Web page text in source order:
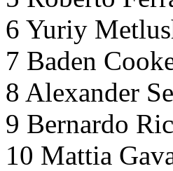
6 Yuriy
7 Baden
8 Alexander
9 Bernardo
10 Mattia